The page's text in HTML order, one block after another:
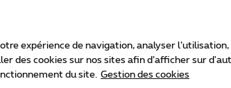
expérience de navigation, analyser
des cookies sur nos sites afin d’afficher sur
du site. Gestion des cookies